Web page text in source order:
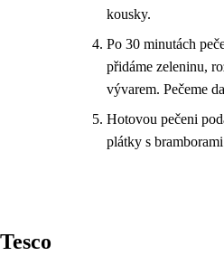
kousky.
Po 30 minutách
přidáme zeleninu,
vývarem. Pečeme
Hotovou pečeni
plátky s
Tesco